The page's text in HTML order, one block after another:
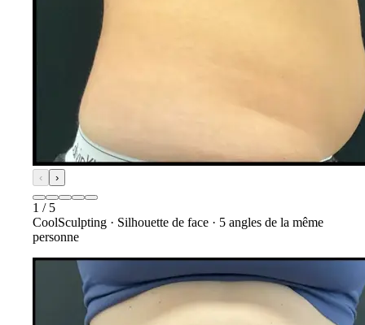
‹ ›
1 / 5
CoolSculpting · Silhouette de face · 5 angles de la même
personne